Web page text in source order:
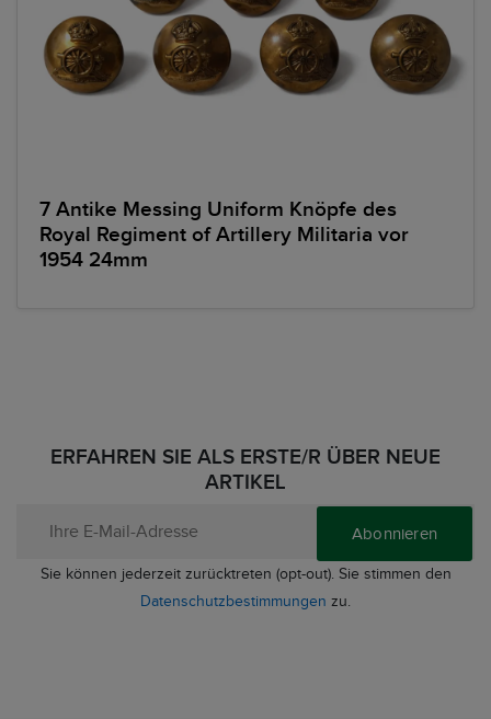
7 Antike Messing Uniform Knöpfe des
Royal Regiment of Artillery Militaria vor
1954 24mm
ERFAHREN SIE ALS ERSTE/R ÜBER NEUE
ARTIKEL
Abonnieren
Sie können jederzeit zurücktreten (opt-out). Sie stimmen den
Datenschutzbestimmungen zu.